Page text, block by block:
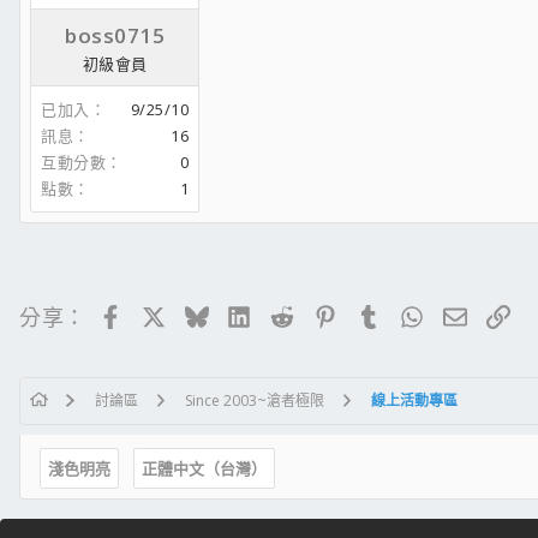
boss0715
初級會員
已加入
9/25/10
訊息
16
互動分數
0
點數
1
分享： FacebookBlueskyLinkedIn
RedditPinterestTumblrWhatsApp
電子郵
連
討論區 Since 2003~滄者極限 線上活動專區
淺色明亮 正體中文（台灣）